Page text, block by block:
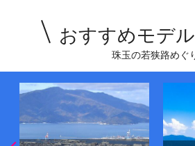
おすすめモデ
珠玉の若狭路めぐ